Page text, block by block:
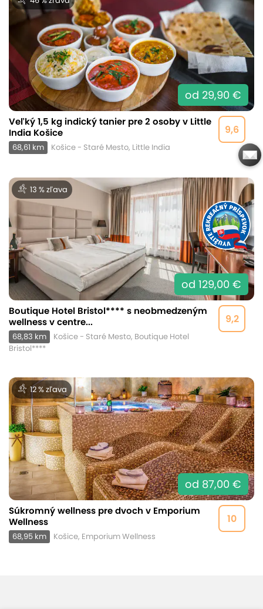
od 29,90 €
9,6
Veľký 1,5 kg indický tanier pre 2 osoby v Little
India Košice
68,61 km Košice - Staré Mesto, Little India
13 % zľava
od 129,00 €
9,2
Boutique Hotel Bristol**** s neobmedzeným
wellness v centre...
68,83 km
Košice - Staré Mesto, Boutique Hotel
Bristol****
12 % zľava
od 87,00 €
10
Súkromný wellness pre dvoch v Emporium
Wellness
68,95 km Košice, Emporium Wellness